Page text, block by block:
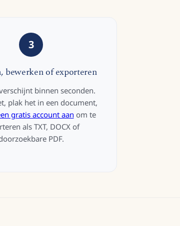
3
bewerken of exporteren
binnen seconden.
plak het in een document,
gratis account aan om te
als TXT, DOCX of
PDF.